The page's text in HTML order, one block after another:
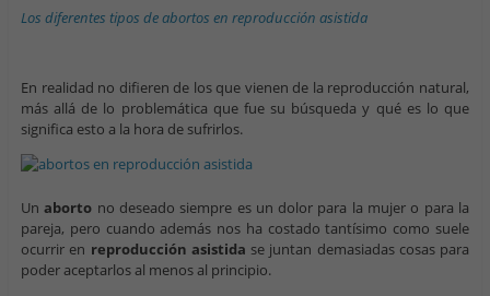
Los diferentes tipos de abortos en reproducción asistida
En realidad no difieren de los que vienen de la reproducción natural,
más allá de lo problemática que fue su búsqueda y qué es lo que
significa esto a la hora de sufrirlos.
Unaborto no deseado siempre es un dolor para la mujer o para la
pareja, pero cuando además nos ha costado tantísimo como suele
ocurrir en reproducción asistida se juntan demasiadas cosas para
poder aceptarlos al menos al principio.